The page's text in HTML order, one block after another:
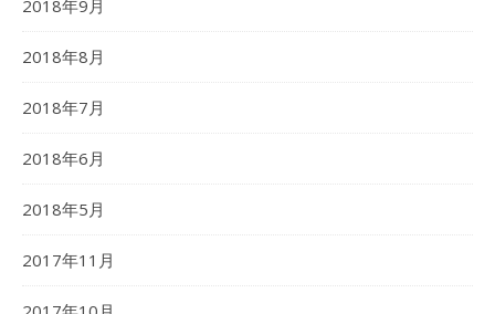
2018年9月
2018年8月
2018年7月
2018年6月
2018年5月
2017年11月